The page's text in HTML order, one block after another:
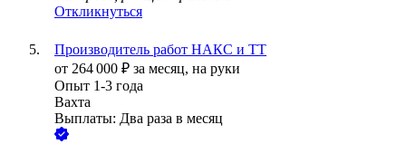
Откликнуться
Производитель работ НАКС и ТТ
от 264 000 ₽ за месяц, на руки
Опыт 1-3 года
Вахта
Выплаты: Два раза в месяц